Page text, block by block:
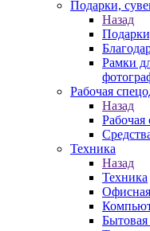
Подарки,
Назад
Рамки
Рабочая
Назад
Техника
Назад
Техника
Бытовая